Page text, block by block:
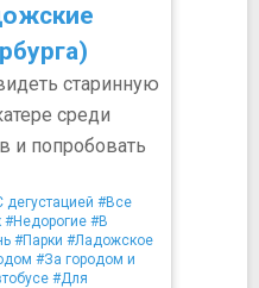
старинную
среди
и попробовать
дегустацией #Все
#Недорогие #В
#Парки #Ладожское
#За городом и
#Для